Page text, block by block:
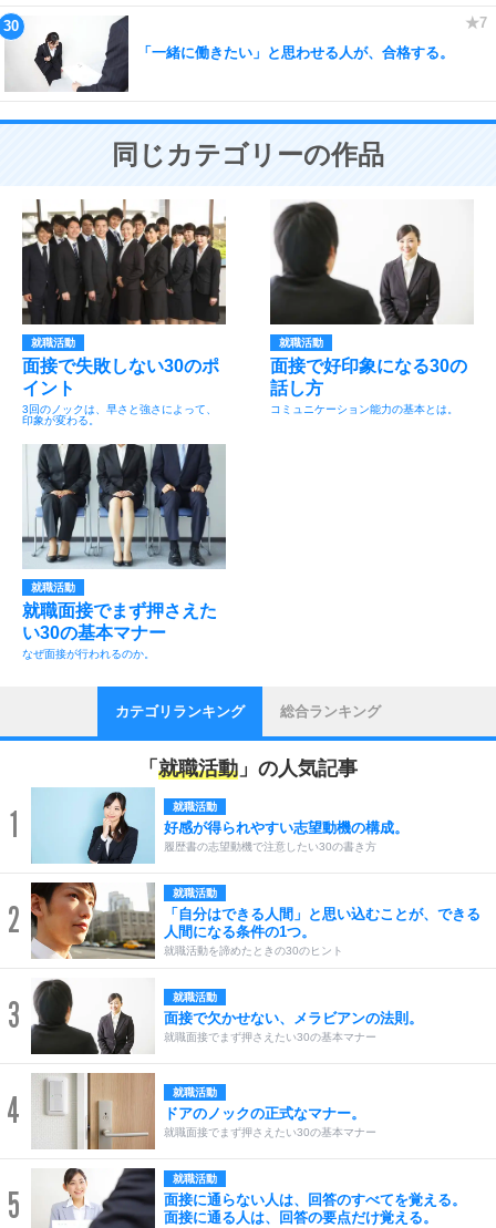
「一緒に働きたい」と思わせる人が、合格する。
同じカテゴリーの作品
就職活動
面接で失敗しない30のポ
イント
3回のノックは、早さと強さによって、
印象が変わる。
就職活動
面接で好印象になる30の
話し方
コミュニケーション能力の基本とは。
就職活動
就職面接でまず押さえた
い30の基本マナー
なぜ面接が行われるのか。
カテゴリランキング 総合ランキング
「 就職活動 」の人気記事
1 就職活動
好感が得られやすい志望動機の構成。
履歴書の志望動機で注意したい30の書き方
2
就職活動
「自分はできる人間」と思い込むことが、できる
人間になる条件の1つ。
就職活動を諦めたときの30のヒント
3 就職活動
面接で欠かせない、メラビアンの法則。
就職面接でまず押さえたい30の基本マナー
4 就職活動
ドアのノックの正式なマナー。
就職面接でまず押さえたい30の基本マナー
5
就職活動
面接に通らない人は、回答のすべてを覚える。
面接に通る人は、回答の要点だけ覚える。